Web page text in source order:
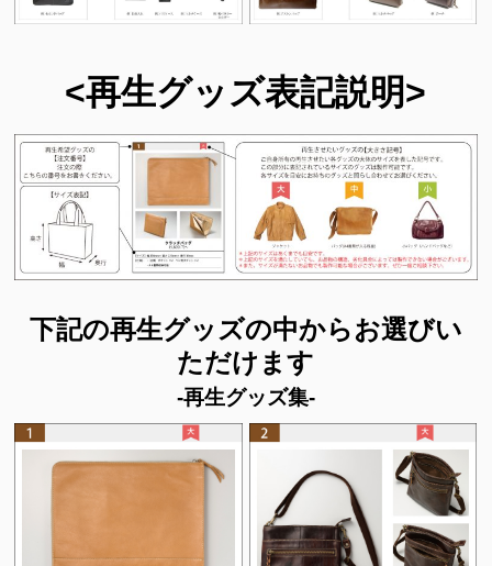
<再生グッズ表記説明>
下記の再生グッズの中からお選びい
ただけます
-再生グッズ集-